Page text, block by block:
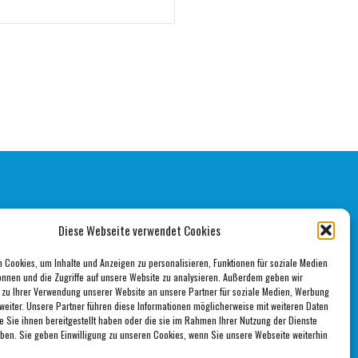
Diese Webseite verwendet Cookies
Cookies, um Inhalte und Anzeigen zu personalisieren, Funktionen für soziale Medien
und die Zugriffe auf unsere Website zu analysieren. Außerdem geben wir
Ihrer Verwendung unserer Website an unsere Partner für soziale Medien, Werbung
Unsere Partner führen diese Informationen möglicherweise mit weiteren Daten
Sie ihnen bereitgestellt haben oder die sie im Rahmen Ihrer Nutzung der Dienste
Sie geben Einwilligung zu unseren Cookies, wenn Sie unsere Webseite weiterhin